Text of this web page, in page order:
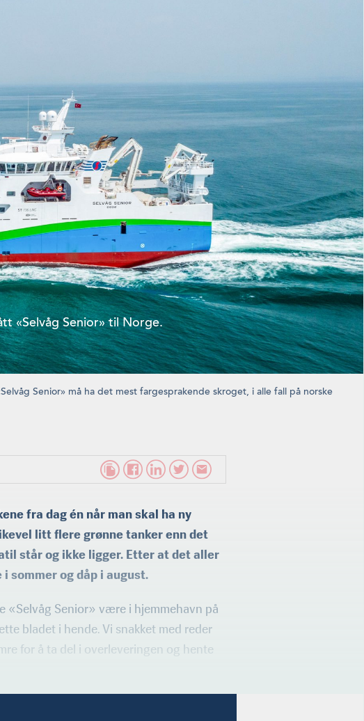
«Selvåg Sen­ior» til Norge.
Senior» må ha det mest fargesprakende skroget, i alle fall på norske
fra dag én når man skal ha ny
litt flere grønne tanker enn det
står og ikke ligger. Etter at det aller
sommer og dåp i august.
«Selvåg Senior» være i hjemmehavn på
bladet i hende. Vi snakket med reder
for å ta del i overleveringen og hente